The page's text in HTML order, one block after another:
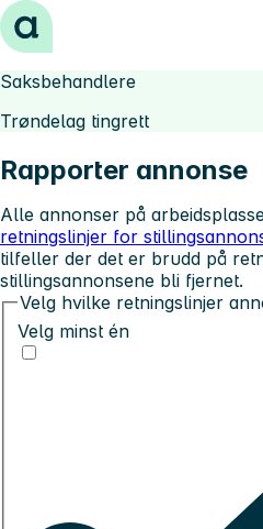
Hopp til innhold
Saksbehandlere
Trøndelag tingrett
Rapporter annonse
Alle annonser på
retningslinjer for
tilfeller der det er brudd på
stillingsannonsene bli fjernet.
Velg hvilke retningslinjer
Velg minst én